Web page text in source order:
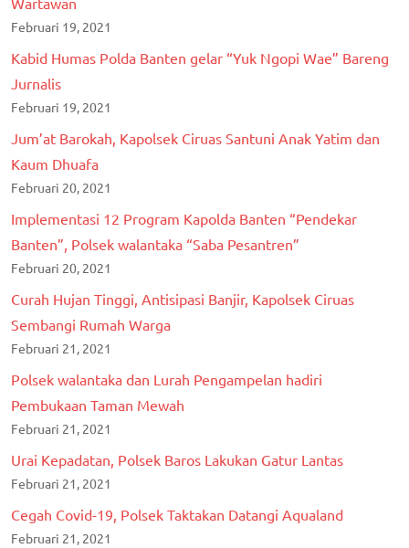
Februari 19, 2021
Kabid Humas Polda Banten gelar “Yuk Ngopi Wae” Bareng
Jurnalis
Februari 19, 2021
Jum’at Barokah, Kapolsek Ciruas Santuni Anak Yatim dan
Kaum Dhuafa
Februari 20, 2021
Implementasi 12 Program Kapolda Banten “Pendekar
Banten”, Polsek walantaka “Saba Pesantren”
Februari 20, 2021
Curah Hujan Tinggi, Antisipasi Banjir, Kapolsek Ciruas
Sembangi Rumah Warga
Februari 21, 2021
Polsek walantaka dan Lurah Pengampelan hadiri
Pembukaan Taman Mewah
Februari 21, 2021
Urai Kepadatan, Polsek Baros Lakukan Gatur Lantas
Februari 21, 2021
Cegah Covid-19, Polsek Taktakan Datangi Aqualand
Februari 21, 2021